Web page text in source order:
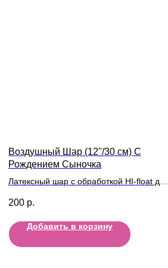
Воздушный Шар (12''/30 см) С
Рождением Сыночка
Латексный шар с обработкой HI-float для
200 р.
Добавить в корзину